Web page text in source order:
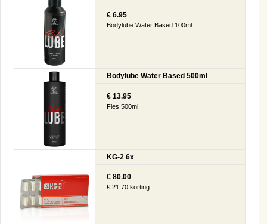
€ 6.95
Bodylube Water Based 100ml
Bodylube Water Based 500ml
€ 13.95
Fles 500ml
KG-2 6x
€ 80.00
€ 21.70 korting